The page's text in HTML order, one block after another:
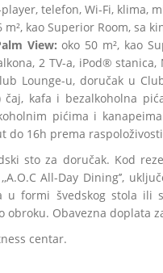
player, telefon, Wi-Fi,
m², kao Superior Room, sa
View: oko 50 m², kao
2 TV-a, iPod®
Lounge-u, doručak u
čaj, kafa i bezalkoholna
pićima i
do 16h prema
sto za doručak. Kod
All-Day Dining’’,
u formi švedskog stola ili
obroku. Obavezna doplata
centar.